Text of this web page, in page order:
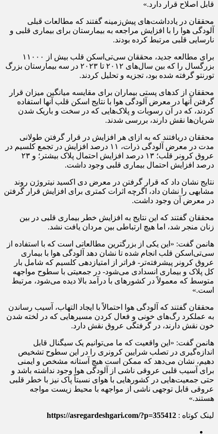
قابل اصلاح قرار دارد.»
محققان در یادداشت‌های پیش‌زمینه گفتند که مطالعات قبلی
آلودگی هوا را با افزایش مراجعه به بیمارستان برای بیماری قلبی و
نارسایی قلبی مرتبط کرده بودند.
برای مطالعه جدید، محققان سی‌تی‌اسکن قلب بیش از ۱۱۰۰۰
بزرگسال را که بین سال‌های ۲۰۱۲ تا ۲۰۲۳ در سه بیمارستان بزرگ
تورنتو گرفته شده بود، تجزیه و تحلیل کردند.
محققان از کدهای پستی بیماران برای مقایسه میانگین میزان قرار
گرفتن آنها در معرض آلودگی هوا با نتایج اسکن قلب آنها استفاده
کردند، که در آن رسوبات و پلاک‌هایی که در سخت و باریک شدن
شریان‌ها نقش دارند، بررسی شدند.
محققان دریافتند که به ازای هر افزایش در قرار گرفتن طولانی
مدت در معرض آلودگی ذرات، ۱۱ درصد افزایش در تجمع کلسیم در
عروق کرونر قلب؛ ۱۳ درصد افزایش احتمال پلاک بیشتر؛ و ۲۳
درصد افزایش احتمال بیماری قلبی وجود داشت.
نتایج نشان داد که قرار گرفتن در معرض دی اکسید نیتروژن روند
مشابهی را نشان داد، اگرچه اثرات کمتری برای افزایش قرار گرفتن
در معرض آن وجود داشت.
محققان گفتند که این نتایج به افزایش خطر بیماری قلبی در بین
زنان منجر شد، اما هیچ ارتباطی بین مردان یافت نشد.
هانمن گفت: «این یکی از بزرگترین مطالعاتی است که با استفاده از
سی‌تی‌اسکن قلب انجام شده تا نشان دهد آلودگی هوا با بیماری
عروق کرونر پیشرفته‌تر- فراتر از امتیازدهی کلسیم که شامل بار
کل پلاک و بیماری انسدادی می‌شود- در جمعیتی با سطوح مواجهه
متوسط که معمولاً در کشورهای با درآمد بالا دیده می‌شود، مرتبط
است.»
محققان گفتند که آلودگی هوا احتمالاً با ایجاد التهاب، آسیب رساندن
به عملکرد رگ‌های خونی و فعال کردن مسیرهایی که در لخته شدن
خون نقش دارند، در گرفتگی عروق نقش دارد.
هانمن گفت: «این واقعیت که ما می‌توانیم یک سیگنال قابل
اندازه‌گیری در تصلب شرایین کرونری را در این سطوح تشخیص
دهیم، نشان می‌دهد که ممکن است هیچ آستانه مشخص و ایمنی
برای آسیب قلبی عروقی ناشی از آلودگی هوا وجود نداشته باشد و
حتی جمعیت‌هایی در کشورهایی با هوای نسبتاً پاک نیز با خطر قلبی
عروقی قابل توجهی ناشی از مواجهه با محیط زیست مواجه
هستند.»
لینک کوتاه : https://asregardeshgari.com/?p=355412